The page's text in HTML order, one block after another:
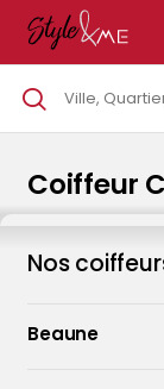
Coiffeur
Nos
Beaune